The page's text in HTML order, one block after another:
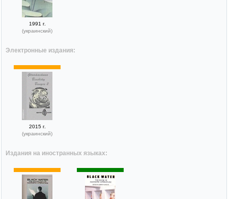
1991 г.
(украинский)
Электронные издания:
2015 г.
(украинский)
Издания на иностранных языках: